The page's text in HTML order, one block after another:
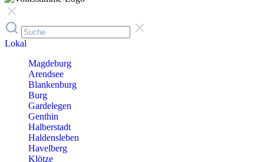
Lokal
Magdeburg
Arendsee
Blankenburg
Burg
Gardelegen
Genthin
Halberstadt
Haldensleben
Havelberg
Klötze